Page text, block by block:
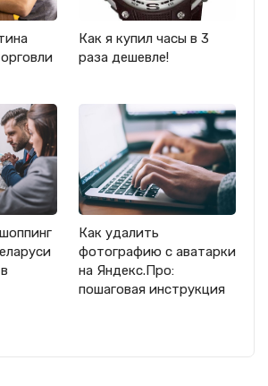
Как я купил часы в 3
раза дешевле!
Как удалить
фотографию с аватарки
на Яндекс.Про:
пошаговая инструкция